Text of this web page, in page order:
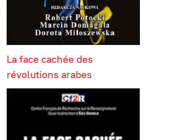
La face cachée des
révolutions arabes